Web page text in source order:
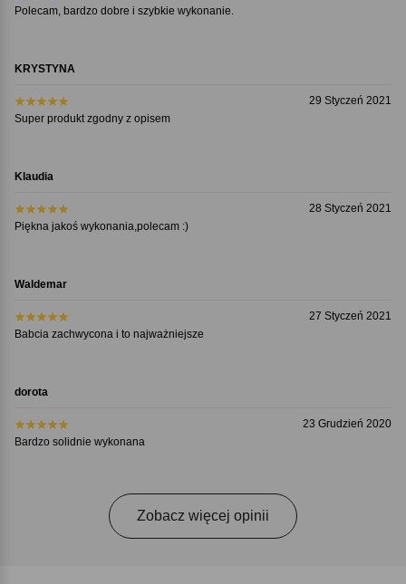
Polecam, bardzo dobre i szybkie wykonanie.
KRYSTYNA
29 Styczeń 2021
Super produkt zgodny z opisem
Klaudia
28 Styczeń 2021
Piękna jakoś wykonania,polecam :)
Waldemar
27 Styczeń 2021
Babcia zachwycona i to najważniejsze
dorota
23 Grudzień 2020
Bardzo solidnie wykonana
Zobacz więcej opinii